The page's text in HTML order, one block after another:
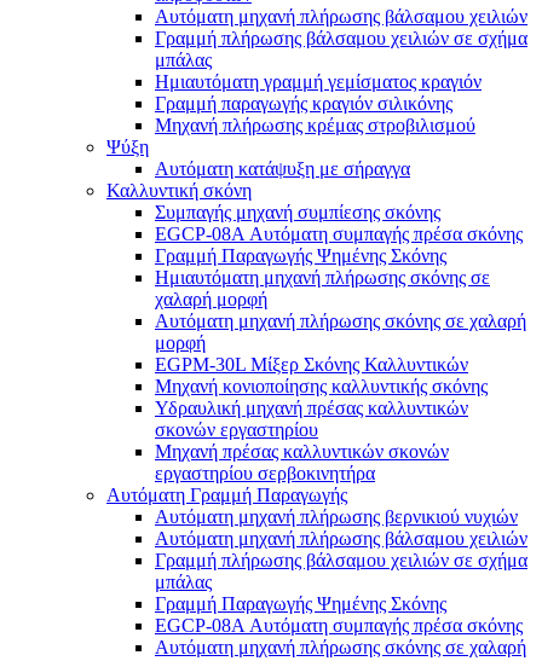
Αυτόματη μηχανή πλήρωσης βάλσαμου χειλιών
Γραμμή πλήρωσης βάλσαμου χειλιών σε σχήμα
μπάλας
Ημιαυτόματη γραμμή γεμίσματος κραγιόν
Γραμμή παραγωγής κραγιόν σιλικόνης
Μηχανή πλήρωσης κρέμας στροβιλισμού
Ψύξη
Αυτόματη κατάψυξη με σήραγγα
Καλλυντική σκόνη
Συμπαγής μηχανή συμπίεσης σκόνης
EGCP-08A Αυτόματη συμπαγής πρέσα σκόνης
Γραμμή Παραγωγής Ψημένης Σκόνης
Ημιαυτόματη μηχανή πλήρωσης σκόνης σε
χαλαρή μορφή
Αυτόματη μηχανή πλήρωσης σκόνης σε χαλαρή
μορφή
EGPM-30L Μίξερ Σκόνης Καλλυντικών
Μηχανή κονιοποίησης καλλυντικής σκόνης
Υδραυλική μηχανή πρέσας καλλυντικών
σκονών εργαστηρίου
Μηχανή πρέσας καλλυντικών σκονών
εργαστηρίου σερβοκινητήρα
Αυτόματη Γραμμή Παραγωγής
Αυτόματη μηχανή πλήρωσης βερνικιού νυχιών
Αυτόματη μηχανή πλήρωσης βάλσαμου χειλιών
Γραμμή πλήρωσης βάλσαμου χειλιών σε σχήμα
μπάλας
Γραμμή Παραγωγής Ψημένης Σκόνης
EGCP-08A Αυτόματη συμπαγής πρέσα σκόνης
Αυτόματη μηχανή πλήρωσης σκόνης σε χαλαρή